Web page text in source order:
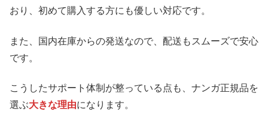
おり、初めて購入する方にも優しい対応です。
また、国内在庫からの発送なので、配送もスムーズで安心
です。
こうしたサポート体制が整っている点も、ナンガ正規品を
選ぶ大きな理由になります。